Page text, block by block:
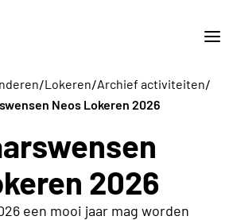
/Lokeren/Archief activiteiten/
Neos Lokeren 2026
2026
een mooi jaar mag worden